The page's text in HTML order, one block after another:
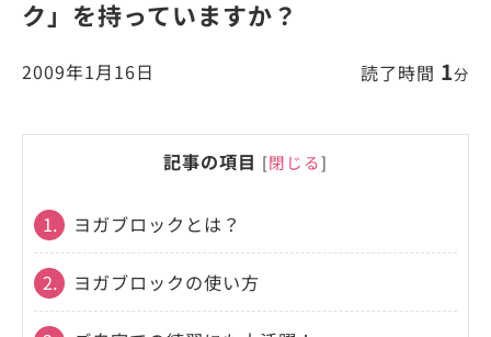
ク」を持っていますか？
2009年1月16日 読了時間 1分
記事の項目 [閉じる]
1. ヨガブロックとは？
2. ヨガブロックの使い方